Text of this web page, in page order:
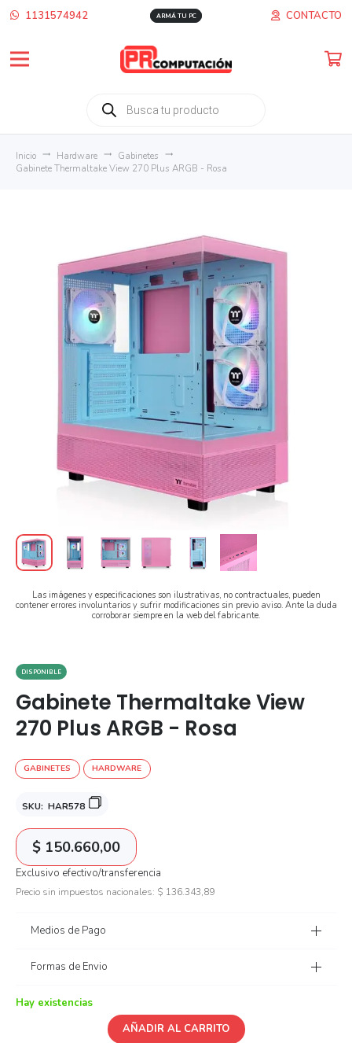
1131574942 ARMÁ TU PC CONTACTO
Búsqueda
de
productos
Inicio trending_flat Hardware trending_flat Gabinetes trending_flat
Gabinete Thermaltake View 270 Plus ARGB - Rosa
Las imágenes y especificaciones son ilustrativas, no contractuales, pueden
contener errores involuntarios y sufrir modificaciones sin previo aviso. Ante la duda
corroborar siempre en la web del fabricante.
DISPONIBLE
Gabinete Thermaltake View
270 Plus ARGB - Rosa
GABINETES HARDWARE
SKU: HAR578
$150.660,00
Exclusivo efectivo/transferencia
Precio sin impuestos nacionales: $ 136.343,89
Medios de Pago
Formas de Envio
Hay existencias
AÑADIR AL CARRITO